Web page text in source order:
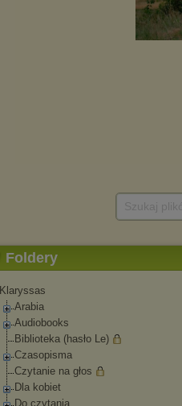
Foldery
Klaryssas
Arabia
Audiobooks
Biblioteka (hasło Le)
Czasopisma
Czytanie na głos
Dla kobiet
Do czytania